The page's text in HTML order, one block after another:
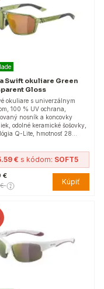
Swift okuliare Green
Gloss
okuliare s univerzálnym
100 % UV ochrana,
nosník a koncovky
odolné keramické šošovky,
Q-Lite, hmotnosť 28…
€ s kódom: SOFT5
€
€ Kúpiť